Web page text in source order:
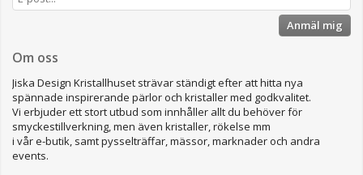
Anmäl mig
Om oss
Jiska Design Kristallhuset strävar ständigt efter att hitta nya
spännade inspirerande pärlor och kristaller med godkvalitet.
Vi erbjuder ett stort utbud som innhåller allt du behöver för
smyckestillverkning, men även kristaller, rökelse mm
i vår e-butik, samt pysselträffar, mässor, marknader och andra
events.